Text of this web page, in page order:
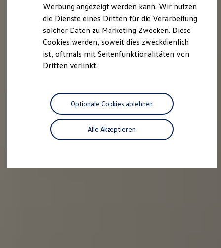
Autonomes Fahren
Mehr zum ID. Buzz
Online Beratung
California Club
California Magazin & Ratgeber
Vanlife
California App
California Lifestyle & Zubehör
Übernachten im California
Unternehmen
Karriere
Nachhaltigkeit
Werbung angezeigt werden kann. Wir nutzen
die Dienste eines Dritten für die Verarbeitung
solcher Daten zu Marketing Zwecken. Diese
Cookies werden, soweit dies zweckdienlich
ist, oftmals mit Seitenfunktionalitäten von
Dritten verlinkt.
Alle Akzeptieren
Optionale Cookies ablehnen